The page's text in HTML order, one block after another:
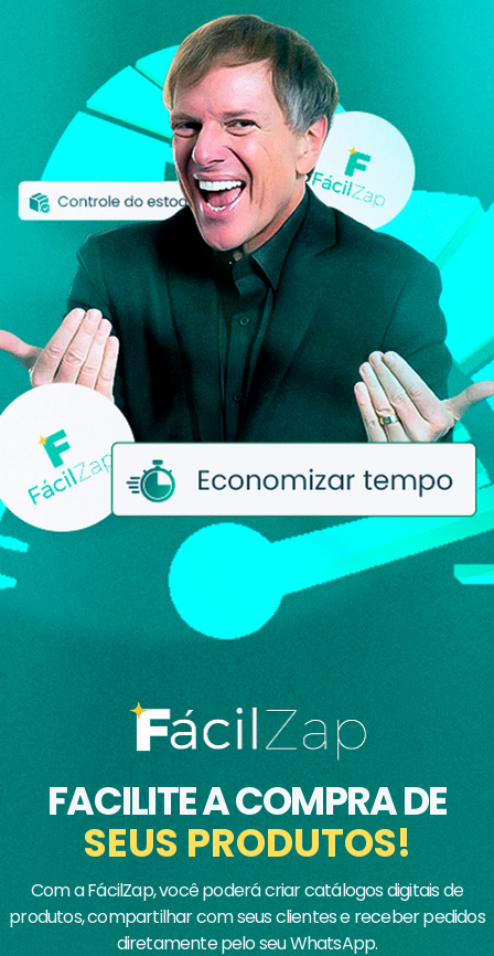
FACILITE A COMPRA DE
SEUS PRODUTOS!
Com a FácilZap, você poderá criar catálogos digitais de
produtos, compartilhar com seus clientes e receber pedidos
diretamente pelo seu WhatsApp.